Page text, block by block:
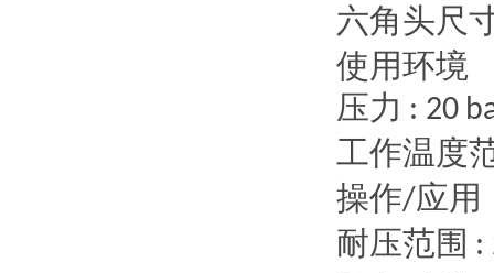
六角头尺
使用环境
压力 : 20
工作温度
操作/应用
耐压范围 :